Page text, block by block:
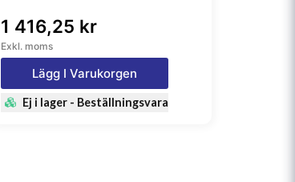
1 416,25 kr
Exkl. moms
Lägg I Varukorgen
Ej i lager - Beställningsvara